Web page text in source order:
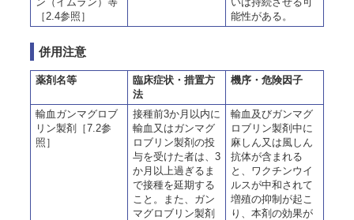
［2.4参照］
能性がある。
併用注意
薬剤名等
臨床症状・措置方
法
機序・危険因子
輸血ガンマグロブ
リン製剤［7.2参
照］
接種前3か月以内に
輸血又はガンマグ
ロブリン製剤の投
与を受けた者は、3
か月以上過ぎるま
で接種を延期する
こと。また、ガン
マグロブリン製剤
輸血及びガンマグ
ロブリン製剤中に
麻しん又は風しん
抗体が含まれる
と、ワクチンウイ
ルスが中和されて
増殖の抑制が起こ
り、本剤の効果が